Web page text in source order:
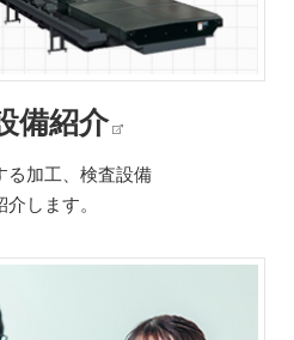
備紹介
る加工、検査設備
介します。